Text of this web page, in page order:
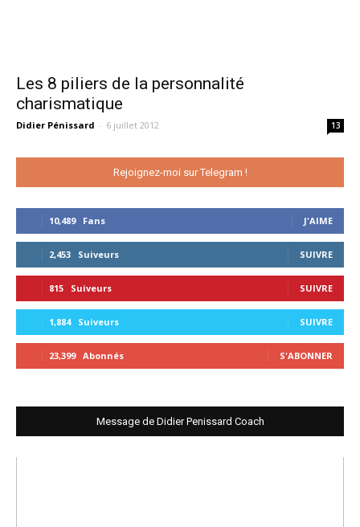
Les 8 piliers de la personnalité
charismatique
Didier Pénissard - 6 juillet 2012 13
Rejoignez-moi sur Telegram !
10,489 Fans J'AIME
2,453 Suiveurs SUIVRE
815 Suiveurs SUIVRE
1,884 Suiveurs SUIVRE
23,399 Abonnés S'ABONNER
Message de Didier Penissard Coach